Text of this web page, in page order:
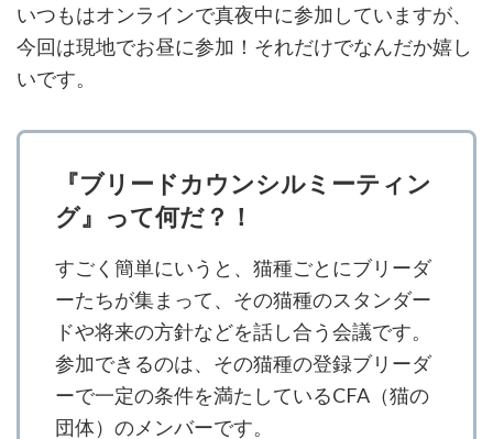
いつもはオンラインで真夜中に参加していますが、
今回は現地でお昼に参加！それだけでなんだか嬉し
いです。
『ブリードカウンシルミーティン
グ』って何だ？！
すごく簡単にいうと、猫種ごとにブリーダ
ーたちが集まって、その猫種のスタンダー
ドや将来の方針などを話し合う会議です。
参加できるのは、その猫種の登録ブリーダ
ーで一定の条件を満たしているCFA（猫の
団体）のメンバーです。